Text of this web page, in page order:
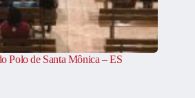
Polo de Santa Mônica – ES